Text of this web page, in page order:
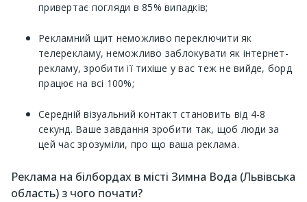
привертає погляди в 85% випадків;
Рекламний щит неможливо переключити як
телерекламу, неможливо заблокувати як інтернет-
рекламу, зробити її тихіше у вас теж не вийде, борд
працює на всі 100%;
Середній візуальний контакт становить від 4-8
секунд. Ваше завдання зробити так, щоб люди за
цей час зрозуміли, про що ваша реклама.
Реклама на білбордах в місті Зимна Вода (Львівська
область) з чого почати?